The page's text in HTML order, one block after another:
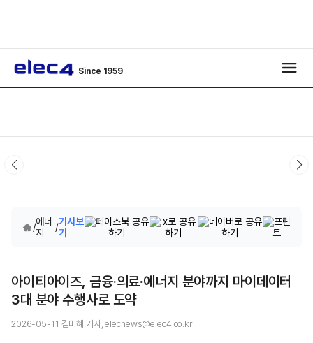
Since 1959
/에너
지
/기사보
기
아이티아이즈, 금융·의료·에너지 분야까지 마이데이터
3대 분야 수행사로 도약
2026-05-11 김미혜 기자, elecnews@elec4.co.kr